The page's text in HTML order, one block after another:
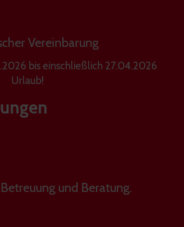
Vereinbarung
bis einschließlich 27.04.2026
Urlaub!
und Beratung.